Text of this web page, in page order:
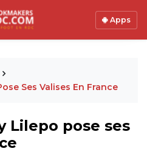
Apps
Ses Valises En France
Lilepo pose ses